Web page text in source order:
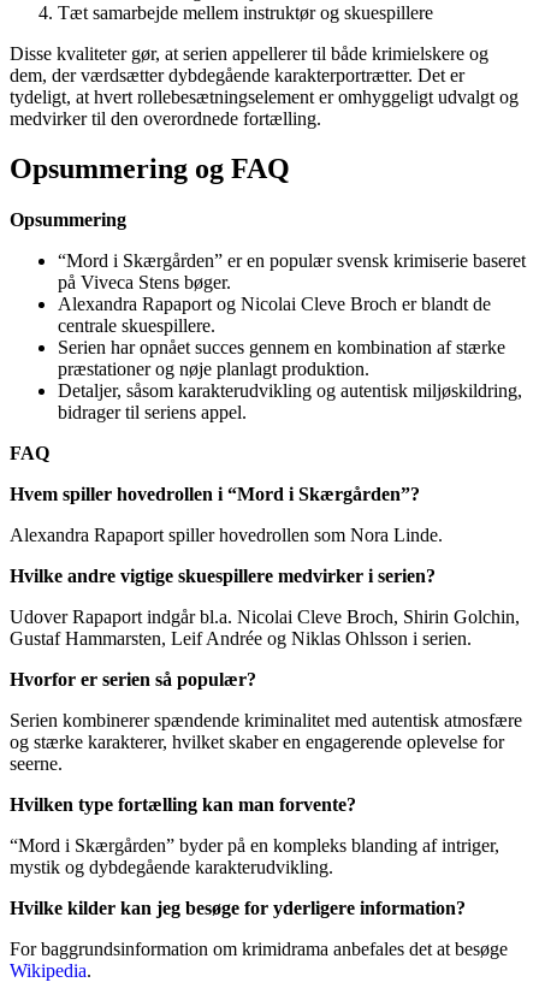
Tæt samarbejde mellem instruktør og skuespillere
Disse kvaliteter gør, at serien appellerer til både krimielskere og
dem, der værdsætter dybdegående karakterportrætter. Det er
tydeligt, at hvert rollebesætningselement er omhyggeligt udvalgt og
medvirker til den overordnede fortælling.
Opsummering og FAQ
Opsummering
“Mord i Skærgården” er en populær svensk krimiserie baseret
på Viveca Stens bøger.
Alexandra Rapaport og Nicolai Cleve Broch er blandt de
centrale skuespillere.
Serien har opnået succes gennem en kombination af stærke
præstationer og nøje planlagt produktion.
Detaljer, såsom karakterudvikling og autentisk miljøskildring,
bidrager til seriens appel.
FAQ
Hvem spiller hovedrollen i “Mord i Skærgården”?
Alexandra Rapaport spiller hovedrollen som Nora Linde.
Hvilke andre vigtige skuespillere medvirker i serien?
Udover Rapaport indgår bl.a. Nicolai Cleve Broch, Shirin Golchin,
Gustaf Hammarsten, Leif Andrée og Niklas Ohlsson i serien.
Hvorfor er serien så populær?
Serien kombinerer spændende kriminalitet med autentisk atmosfære
og stærke karakterer, hvilket skaber en engagerende oplevelse for
seerne.
Hvilken type fortælling kan man forvente?
“Mord i Skærgården” byder på en kompleks blanding af intriger,
mystik og dybdegående karakterudvikling.
Hvilke kilder kan jeg besøge for yderligere information?
For baggrundsinformation om krimidrama anbefales det at besøge
Wikipedia.